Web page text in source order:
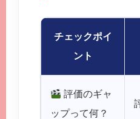
チェックポイ
ント
評価のギャ
ップって何？